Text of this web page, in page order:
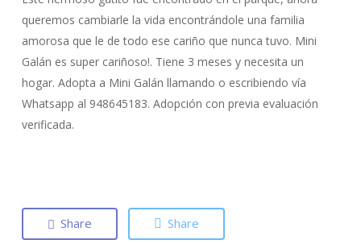
queremos cambiarle la vida encontrándole una familia
amorosa que le de todo ese cariño que nunca tuvo. Mini
Galán es super cariñoso!. Tiene 3 meses y necesita un
hogar. Adopta a Mini Galán llamando o escribiendo vía
Whatsapp al 948645183. Adopción con previa evaluación
verificada.
Share Share